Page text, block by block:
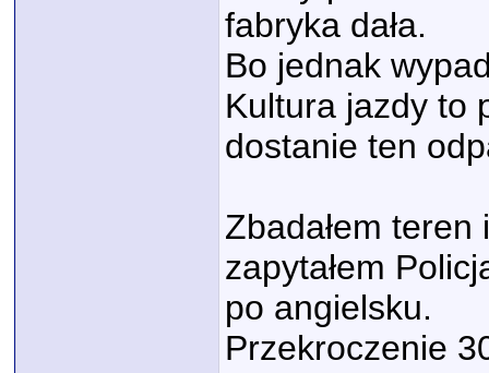
fabryka dała.
Bo jednak
Kultura jazdy to
dostanie ten
Zbadałem
zapytałem
po angielsku.
Przekroczenie